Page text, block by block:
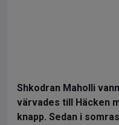
Shkodran Maholli
värvades till Häcken
knapp. Sedan i